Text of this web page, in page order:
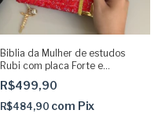
Biblia da Mulher de estudos
Rubi com placa Forte e
Corajosa pingentes e elástico
R$499,90
R$484,90 com Pix